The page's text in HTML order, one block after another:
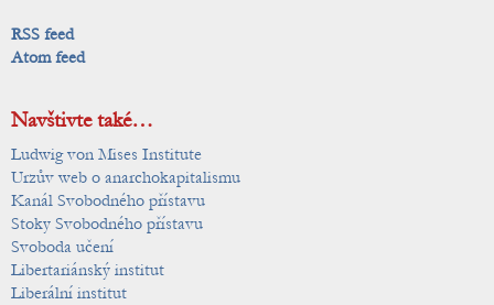
RSS feed
Atom feed
Navštivte také…
Ludwig von Mises Institute
Urzův web o anarchokapitalismu
Kanál Svobodného přístavu
Stoky Svobodného přístavu
Svoboda učení
Libertariánský institut
Liberální institut